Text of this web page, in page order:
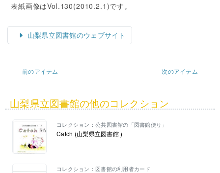
表紙画像はVol.130(2010.2.1)です。
山梨県立図書館のウェブサイト
前のアイテム 次のアイテム
山梨県立図書館の他のコレクション
コレクション：公共図書館の「図書館便り」
Catch (山梨県立図書館 )
コレクション：図書館の利用者カード